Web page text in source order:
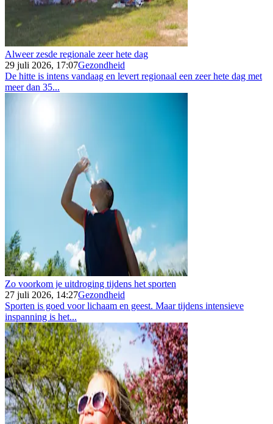
Alweer zesde regionale zeer hete dag
29 juli 2026, 17:07Gezondheid
De hitte is intens vandaag en levert regionaal een zeer hete dag met
meer dan 35...
Zo voorkom je uitdroging tijdens het sporten
27 juli 2026, 14:27Gezondheid
Sporten is goed voor lichaam en geest. Maar tijdens intensieve
inspanning is het...